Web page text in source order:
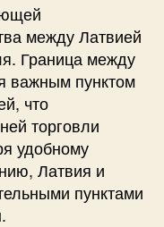
между Латвией
Граница между
важным пунктом
что
торговли
удобному
Латвия и
пунктами